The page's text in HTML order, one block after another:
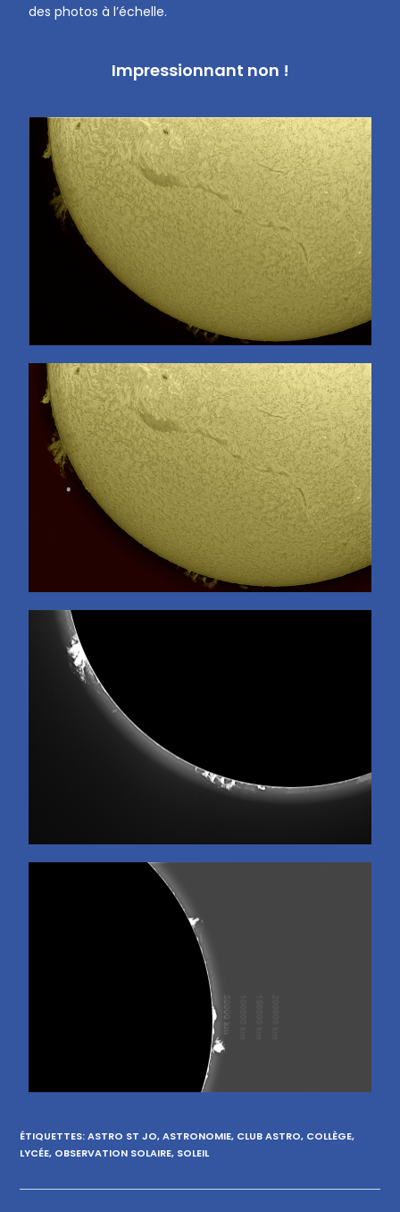
des photos à l’échelle.
Impressionnant non !
ÉTIQUETTES:ASTRO ST JO, ASTRONOMIE, CLUB ASTRO, COLLÈGE,
LYCÉE, OBSERVATION SOLAIRE, SOLEIL